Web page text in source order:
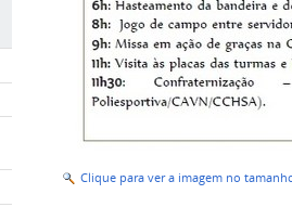
Clique para ver a imagem no